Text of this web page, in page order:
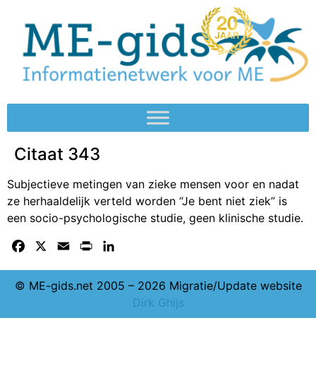
Citaat 343
Subjectieve metingen van zieke mensen voor en nadat
ze herhaaldelijk verteld worden “Je bent niet ziek” is
een socio-psychologische studie, geen klinische studie.
Facebook Email Print
© ME-gids.net 2005 – 2026 Migratie/Update website
Dirk Ghijs